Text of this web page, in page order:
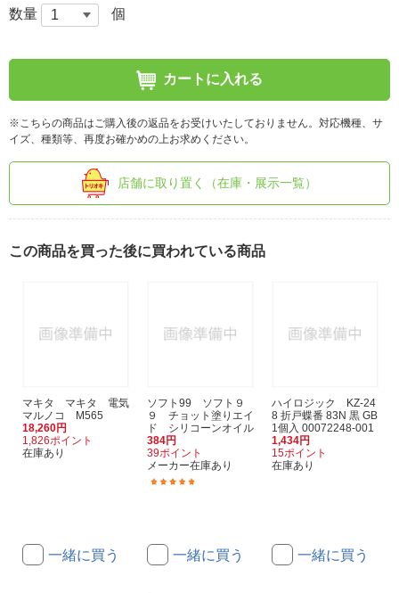
数量 個
カートに入れる
※こちらの商品はご購入後の返品をお受けいたしておりません。対応機種、サ
イズ、種類等、再度お確かめの上お求めください。
店舗に取り置く（在庫・展示一覧）
この商品を買った後に買われている商品
マキタ マキタ 電気
マルノコ M565
18,260円
1,826ポイント
在庫あり
一緒に買う
ソフト99 ソフト９
９ チョット塗りエイ
ド シリコーンオイル
384円
39ポイント
メーカー在庫あり
一緒に買う
ハイロジック KZ-24
8 折戸蝶番 83N 黒 GB
1個入 00072248-001
1,434円
15ポイント
在庫あり
一緒に買う